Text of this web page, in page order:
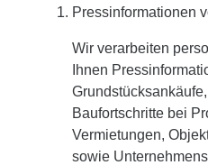
Pressinformationen
Wir verarbeiten
Ihnen
Baufortschritte bei
Vermietungen,
sowie